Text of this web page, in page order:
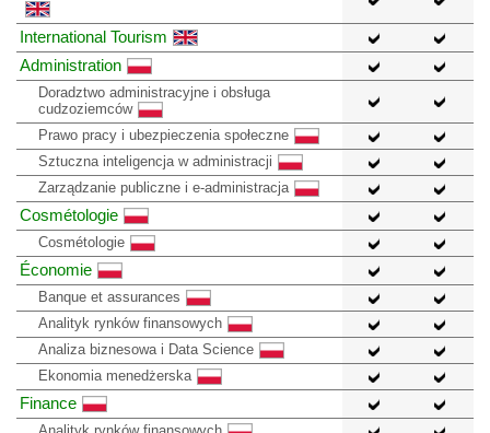
International Tourism
Administration
Doradztwo administracyjne i obsługa
cudzoziemców
Prawo pracy i ubezpieczenia społeczne
Sztuczna inteligencja w administracji
Zarządzanie publiczne i e-administracja
Cosmétologie
Cosmétologie
Économie
Banque et assurances
Analityk rynków finansowych
Analiza biznesowa i Data Science
Ekonomia menedżerska
Finance